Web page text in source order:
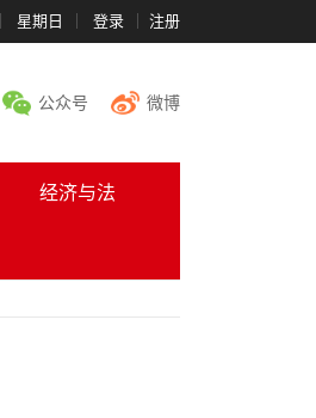
星期日 登录 注册
公众号 微博
经济与法